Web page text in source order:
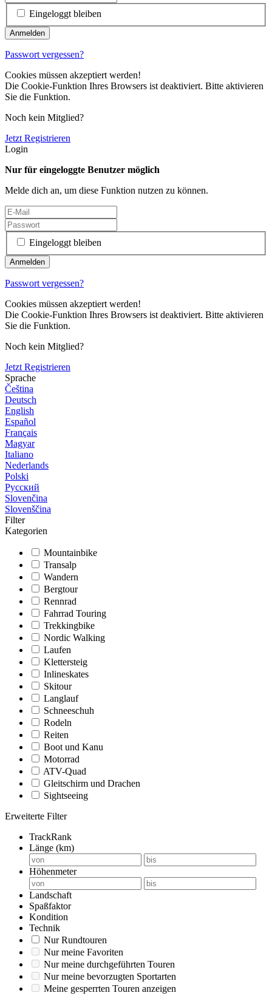
Eingeloggt bleiben
Passwort vergessen?
Cookies müssen akzeptiert werden!
Die Cookie-Funktion Ihres Browsers ist deaktiviert. Bitte aktivieren
Sie die Funktion.
Noch kein Mitglied?
Jetzt Registrieren
Login
Nur für eingeloggte Benutzer möglich
Melde dich an, um diese Funktion nutzen zu können.
Eingeloggt bleiben
Passwort vergessen?
Cookies müssen akzeptiert werden!
Die Cookie-Funktion Ihres Browsers ist deaktiviert. Bitte aktivieren
Sie die Funktion.
Noch kein Mitglied?
Jetzt Registrieren
Sprache
Čeština
Deutsch
English
Español
Français
Magyar
Italiano
Nederlands
Polski
Русский
Slovenčina
Slovenščina
Filter
Kategorien
Mountainbike
Transalp
Wandern
Bergtour
Rennrad
Fahrrad Touring
Trekkingbike
Nordic Walking
Laufen
Klettersteig
Inlineskates
Skitour
Langlauf
Schneeschuh
Rodeln
Reiten
Boot und Kanu
Motorrad
ATV-Quad
Gleitschirm und Drachen
Sightseeing
Erweiterte Filter
TrackRank
Länge (km)
Höhenmeter
Landschaft
Spaßfaktor
Kondition
Technik
Nur Rundtouren
Nur meine Favoriten
Nur meine durchgeführten Touren
Nur meine bevorzugten Sportarten
Meine gesperrten Touren anzeigen